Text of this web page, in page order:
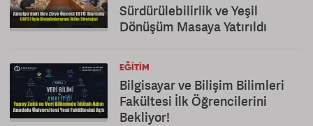
Sürdürülebilirlik ve Yeşil
Dönüşüm Masaya Yatırıldı
EĞITIM
Bilgisayar ve Bilişim Bilimleri
Fakültesi İlk Öğrencilerini
Bekliyor!